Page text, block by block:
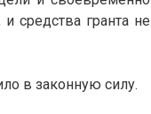
средства гранта не
в законную силу.